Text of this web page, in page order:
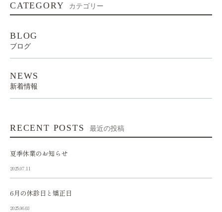
CATEGORY カテゴリー
BLOG
ブログ
NEWS
新着情報
RECENT POSTS 最近の投稿
夏季休業のお知らせ
2025.07.11
6月の休診日と矯正日
2025.06.03